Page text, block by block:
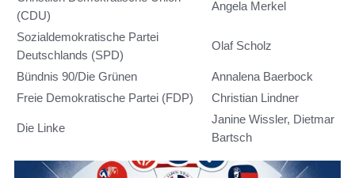
(CDU)
Angela Merkel
Sozialdemokratische Partei
Deutschlands (SPD)
Olaf Scholz
Bündnis 90/Die Grünen
Annalena Baerbock
Freie Demokratische Partei (FDP)
Christian Lindner
Die Linke
Janine Wissler, Dietmar
Bartsch